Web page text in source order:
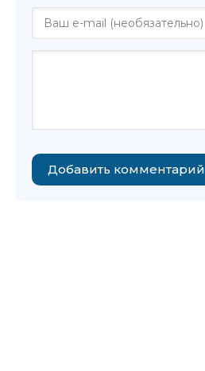
Добавить комментарий